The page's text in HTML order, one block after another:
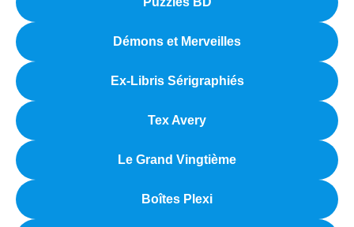
Démons et Merveilles
Ex-Libris Sérigraphiés
Tex Avery
Le Grand Vingtième
Boîtes Plexi